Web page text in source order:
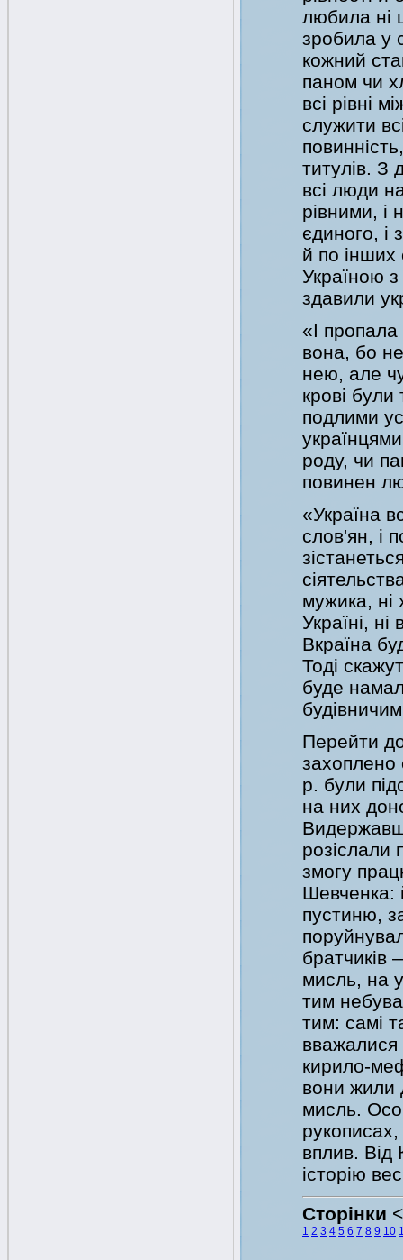
любила ні
зробила у
кожний
паном чи
всі рівні
служити
титулів. З
всі люди
рівними, і
єдиного, і
й по інших
Україною
здавили
«І
вона, бо
нею, але
крові
подлими
роду, чи
повинен
«Україна
слов'ян, і
мужика, ні
Україні, ні
Вкраїна
Тоді
буде
Перейти
захоплено
р. були
на них
розіслали
змогу
Шевченка:
пустиню,
братчиків
мисль, на
тим
тим: самі
вважалися
кирило-
вони жили
мисль.
вплив. Від
історію
Сторінки
1 2 3 4 5 6 7 8 9 10